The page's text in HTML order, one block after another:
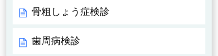
骨粗しょう症検診
歯周病検診